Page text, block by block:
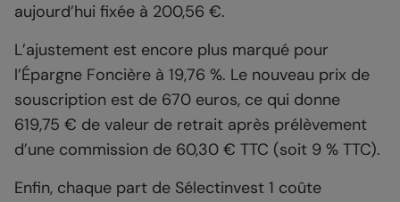
aujourd’hui fixée à 200,56 €.
L’ajustement est encore plus marqué pour
l’Épargne Foncière à 19,76 %. Le nouveau prix de
souscription est de 670 euros, ce qui donne
619,75 € de valeur de retrait après prélèvement
d’une commission de 60,30 € TTC (soit 9 % TTC).
Enfin, chaque part de Sélectinvest 1 coûte